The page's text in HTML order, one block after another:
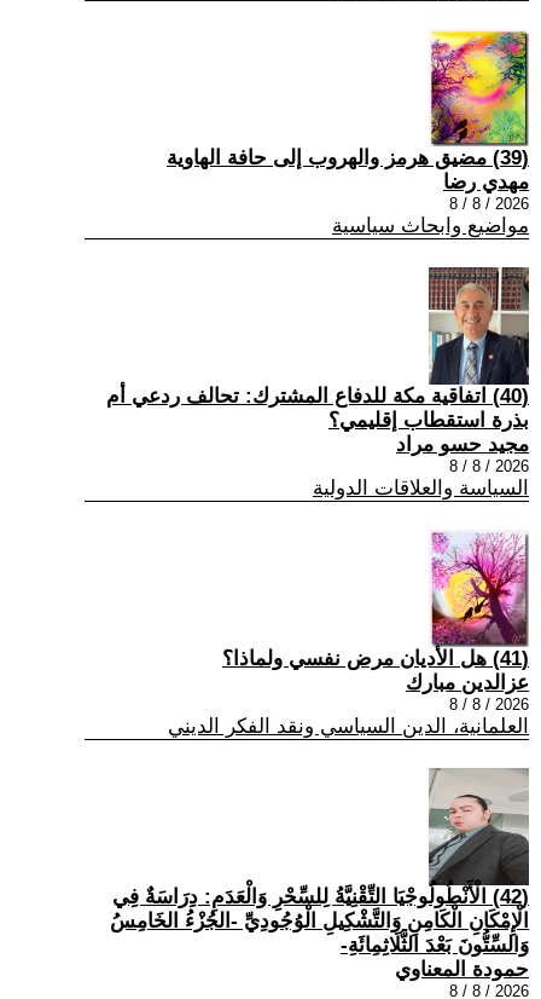
(39) مضيق هرمز والهروب إلى حافة الهاوية
مهدي رضا
2026 / 8 / 8
مواضيع وابحاث سياسية
(40) اتفاقية مكة للدفاع المشترك: تحالف ردعي أم
بذرة استقطاب إقليمي؟
مجيد حسو مراد
2026 / 8 / 8
السياسة والعلاقات الدولية
(41) هل الأديان مرض نفسي ولماذا؟
عزالدين مبارك
2026 / 8 / 8
العلمانية، الدين السياسي ونقد الفكر الديني
(42) الْأَنْطُولُوجْيَا التِّقْنِيَّةُ لِلسِّحْرِ وَالْعَدَمِ: دِرَاسَةٌ فِي
الْإِمْكَانِ الْكَامِنِ وَالتَّشْكِيلِ الْوُجُودِيِّ -الجُزْءُ الخَامِسُ
وَالسِّتُّونَ بَعْدَ الثَّلَاثِمِائَةِ-
حمودة المعناوي
2026 / 8 / 8